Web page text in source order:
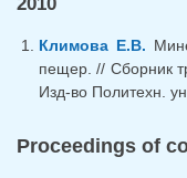
Климова Е.В.
пещер. // Сборник
Изд-во Политехн.
Proceedings of